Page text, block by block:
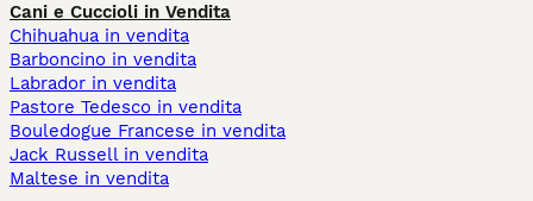
Cani e Cuccioli in Vendita
Chihuahua in vendita
Barboncino in vendita
Labrador in vendita
Pastore Tedesco in vendita
Bouledogue Francese in vendita
Jack Russell in vendita
Maltese in vendita